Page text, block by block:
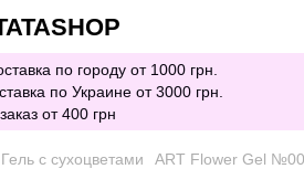
по городу от 1000 грн.
по Украине от 3000 грн.
от 400 грн
Гель с сухоцветами ART Flower Gel